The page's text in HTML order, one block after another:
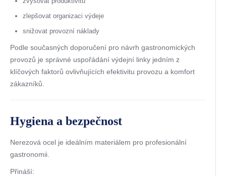
zlepšovat organizaci výdeje
snižovat provozní náklady
Podle současných doporučení pro návrh gastronomických
provozů je správné uspořádání výdejní linky jedním z
klíčových faktorů ovlivňujících efektivitu provozu a komfort
zákazníků.
Hygiena a bezpečnost
Nerezová ocel je ideálním materiálem pro profesionální
gastronomii.
Přináší: